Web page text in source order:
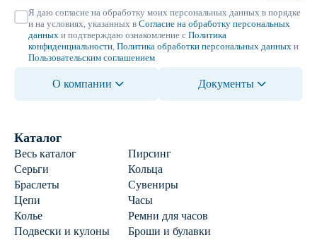
Я даю согласие на обработку моих персональных данных в порядке
и на условиях, указанных в Согласие на обработку персональных
данных и подтверждаю ознакомление с Политика
конфиденциальности, Политика обработки персональных данных и
Пользовательским соглашением
О компании Документы
Каталог
Весь каталог
Пирсинг
Серьги
Кольца
Браслеты
Сувениры
Цепи
Часы
Колье
Ремни для часов
Подвески и кулоны
Броши и булавки